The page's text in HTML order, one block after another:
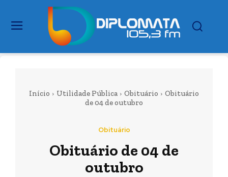
Início Utilidade Pública Obituário
Obituário
de 04 de outubro
Obituário
Obituário de 04 de
outubro